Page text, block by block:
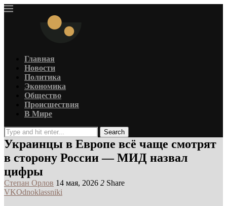
Главная
Новости
Политика
Экономика
Общество
Происшествия
В Мире
Search
Украинцы в Европе всё чаще смотрят
в сторону России — МИД назвал
цифры
Степан Орлов 14 мая, 2026 2 Share
VKOdnoklassniki